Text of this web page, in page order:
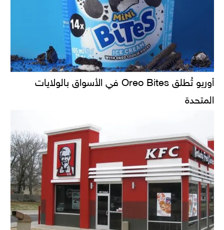
أوريو تُطلق Oreo Bites في الأسواق بالولايات
المتحدة